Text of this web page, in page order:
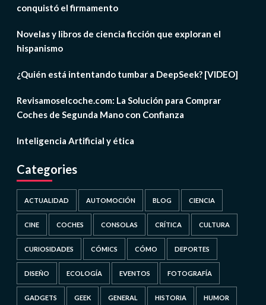
conquistó el firmamento
Novelas y libros de ciencia ficción que exploran el
hispanismo
¿Quién está intentando tumbar a DeepSeek? [VIDEO]
Revisamoselcoche.com: La Solución para Comprar
Coches de Segunda Mano con Confianza
Inteligencia Artificial y ética
Categories
ACTUALIDAD AUTOMOCIÓN BLOG CIENCIA
CINE COCHES CONSOLAS CRÍTICA CULTURA
CURIOSIDADES CÓMICS CÓMO DEPORTES
DISEÑO ECOLOGÍA EVENTOS FOTOGRAFÍA
GADGETS GEEK GENERAL HISTORIA HUMOR